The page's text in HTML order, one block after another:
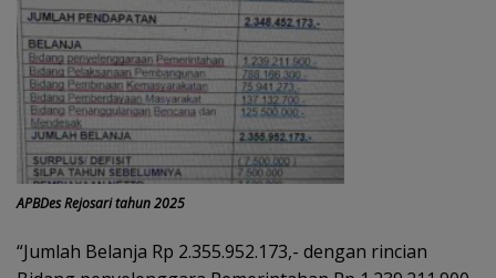
APBDes Rejosari tahun 2025
“Jumlah Belanja Rp 2.355.952.173,- dengan rincian